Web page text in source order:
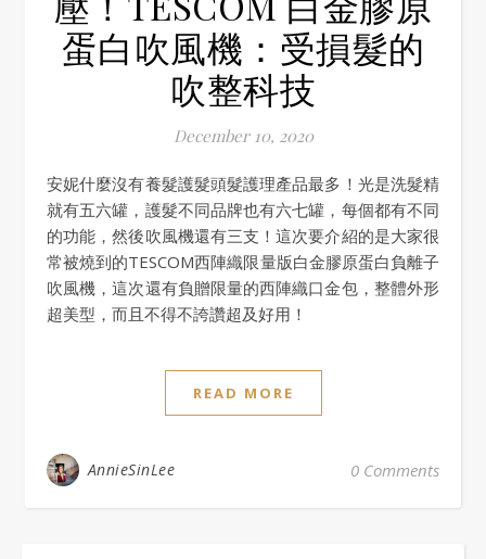
蛋白吹風機：受損髮的
吹整科技
December 10, 2020
安妮什麼沒有養髮護髮頭髮護理產品最多！光是洗髮精
就有五六罐，護髮不同品牌也有六七罐，每個都有不同
的功能，然後吹風機還有三支！這次要介紹的是大家很
常被燒到的TESCOM西陣織限量版白金膠原蛋白負離子
吹風機，這次還有負贈限量的西陣織口金包，整體外形
超美型，而且不得不誇讚超及好用！
READ MORE
AnnieSinLee 0 Comments